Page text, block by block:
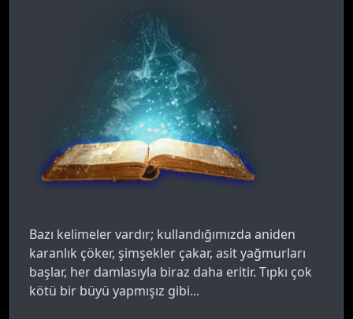
Bazı kelimeler vardır; kullandığımızda aniden
karanlık çöker, şimşekler çakar, asit yağmurları
başlar, her damlasıyla biraz daha eritir. Tıpkı çok
kötü bir büyü yapmışız gibi...